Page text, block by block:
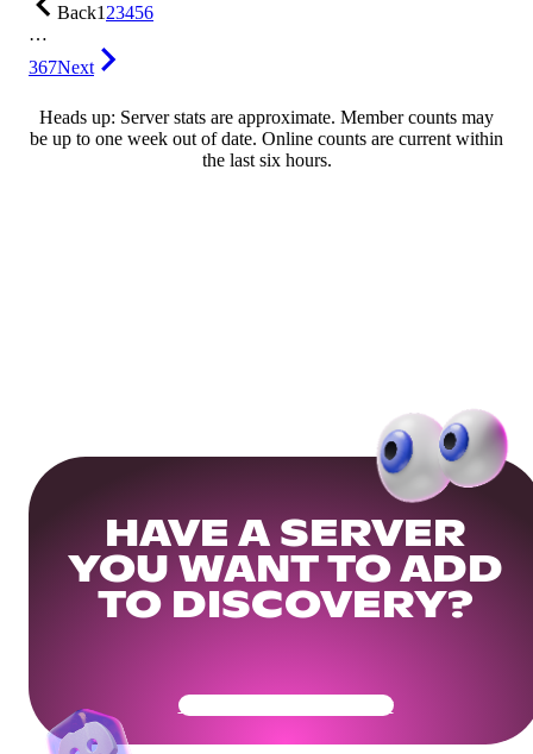
Back123456
…
367Next
Heads up: Server stats are approximate. Member counts may
be up to one week out of date. Online counts are current within
the last six hours.
HAVE A SERVER
YOU WANT TO ADD
TO DISCOVERY?
Get Your Community Ready